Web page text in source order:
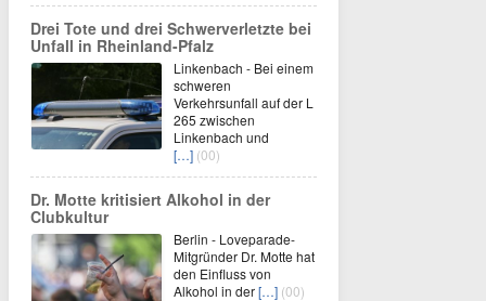
Drei Tote und drei Schwerverletzte bei
Unfall in Rheinland-Pfalz
Linkenbach - Bei einem
schweren
Verkehrsunfall auf der L
265 zwischen
Linkenbach und
[…] (00)
Dr. Motte kritisiert Alkohol in der
Clubkultur
Berlin - Loveparade-
Mitgründer Dr. Motte hat
den Einfluss von
Alkohol in der[…] (00)